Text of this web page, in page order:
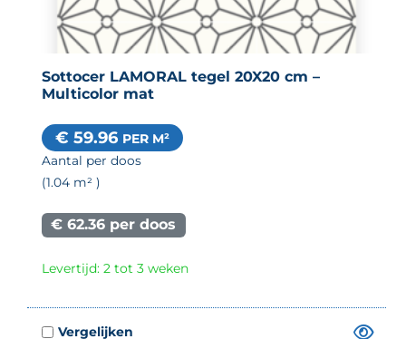
Sottocer LAMORAL tegel 20X20 cm –
Multicolor mat
€ 59.96 PER M²
Aantal per doos
(1.04 m² )
€ 62.36 per doos
Levertijd: 2 tot 3 weken